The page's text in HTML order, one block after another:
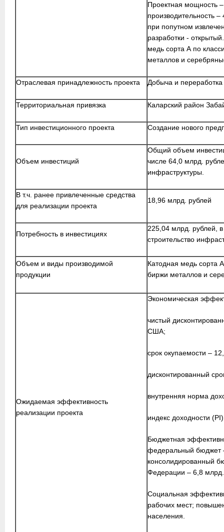
Проектная мощность
производительность
при попутном
разработки -
медь сорта А по
металлов и
Отраслевая принадлежность проекта Добыча и
Территориальная привязка Каларский район
Тип инвестиционного проекта Создание нового
Объем инвестиций
Общий объем
числе 64,0 млрд.
инфраструктуры.
В т.ч. ранее привлеченные средства
для реализации проекта
18,96 млрд. рублей
Потребность в инвестициях
225,04 млрд. рублей,
строительство
Объем и виды производимой
продукции
Катодная медь сорта
биржи металлов и
Ожидаемая эффективность
реализации проекта
Экономическая
чистый
США;
срок окупаемости –
дисконтированный
внутренняя норма
индекс доходности
Бюджетная
федеральный бюджет
консолидированный
Федерации – 6,8
Социальная
рабочих мест;
населения.